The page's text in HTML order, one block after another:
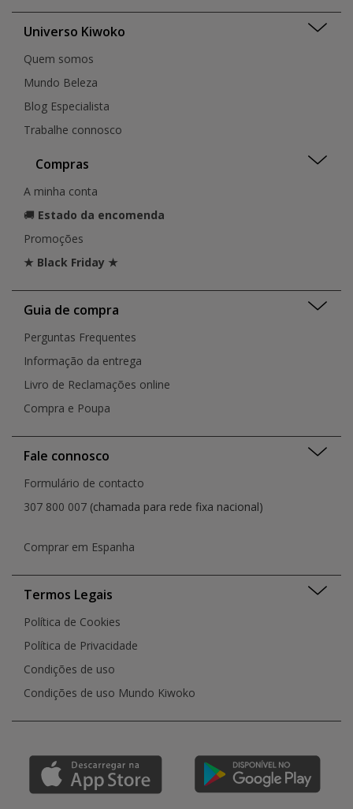
Universo Kiwoko
Quem somos
Mundo Beleza
Blog Especialista
Trabalhe connosco
Compras
A minha conta
🚚 Estado da encomenda
Promoções
★ Black Friday ★
Guia de compra
Perguntas Frequentes
Informação da entrega
Livro de Reclamações online
Compra e Poupa
Fale connosco
Formulário de contacto
307 800 007 (chamada para rede fixa nacional)
Comprar em Espanha
Termos Legais
Política de Cookies
Política de Privacidade
Condições de uso
Condições de uso Mundo Kiwoko